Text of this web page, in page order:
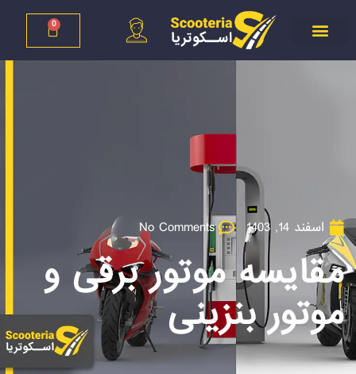
0
اسفند 14, 1403 No Comments
مقایسه موتور برقی و
موتور بنزینی